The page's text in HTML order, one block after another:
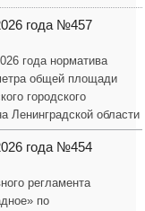
года №457
года норматива
общей площади
городского
Ленинградской области
года №454
регламента
по